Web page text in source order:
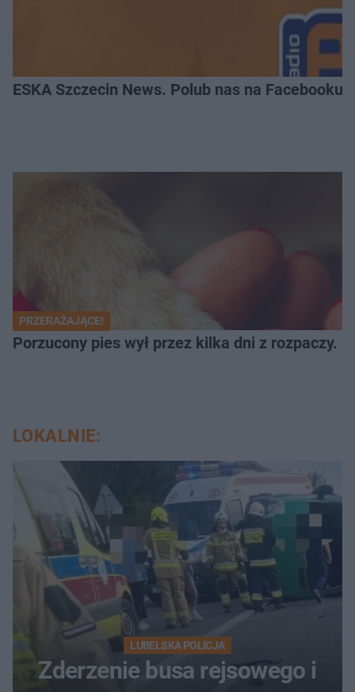
ESKA Szczecin News. Polub nas na Facebooku!
PRZERAŻAJĄCE!
Porzucony pies wył przez kilka dni z rozpaczy.
LOKALNIE:
LUBELSKA POLICJA
Zderzenie busa rejsowego i